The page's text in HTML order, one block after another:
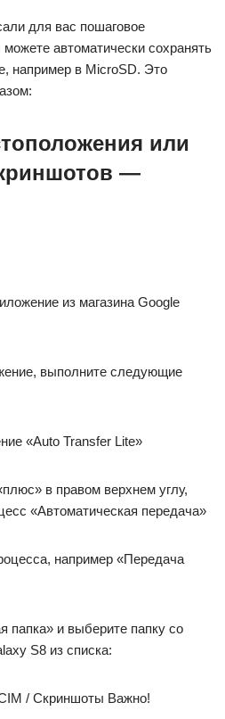
для вас пошаговое
автоматически сохранять
например в MicroSD. Это
или
—
из магазина Google
выполните следующие
«Auto Transfer Lite»
в правом верхнем углу,
«Автоматическая передача»
например «Передача
папка» и выберите папку со
S8 из списка:
/ Скриншоты Важно!